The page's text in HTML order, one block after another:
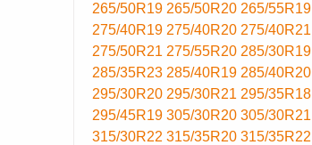
265/50R19 265/50R20 265/55R19
275/40R19 275/40R20 275/40R21
275/50R21 275/55R20 285/30R19
285/35R23 285/40R19 285/40R20
295/30R20 295/30R21 295/35R18
295/45R19 305/30R20 305/30R21
315/30R22 315/35R20 315/35R22